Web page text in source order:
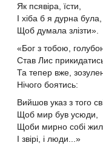
Як псявіра, їсти,
І хіба б я дурна була,
Щоб думала злізти».
«Бог з тобою,
Став Лис
Та тепер вже,
Нічого боятись:
Вийшов указ з того
Щоб мир був усюди,
Щоби мирно собі
І звірі, і люди...»